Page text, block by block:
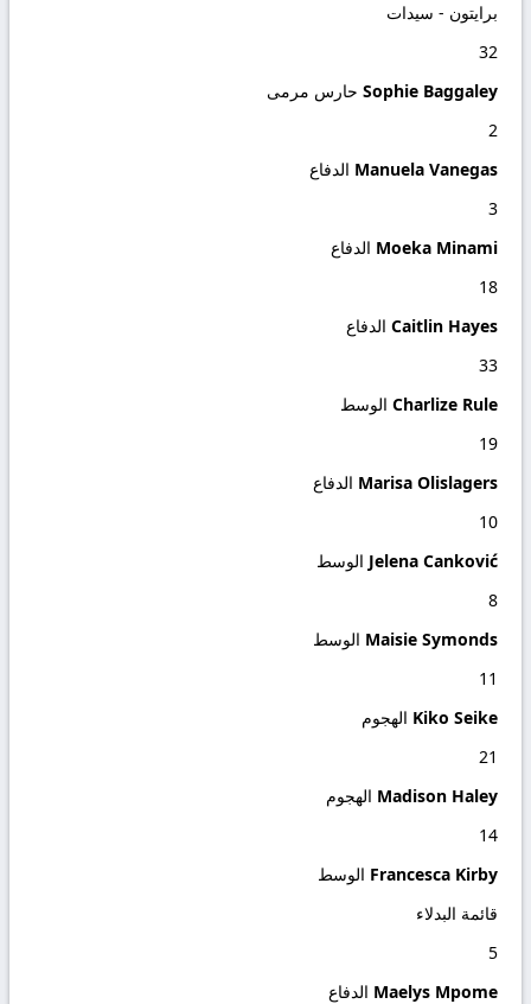
برايتون - سيدات
32
Sophie Baggaley حارس مرمى
2
Manuela Vanegas الدفاع
3
Moeka Minami الدفاع
18
Caitlin Hayes الدفاع
33
Charlize Rule الوسط
19
Marisa Olislagers الدفاع
10
Jelena Canković الوسط
8
Maisie Symonds الوسط
11
Kiko Seike الهجوم
21
Madison Haley الهجوم
14
Francesca Kirby الوسط
قائمة البدلاء
5
Maelys Mpome الدفاع